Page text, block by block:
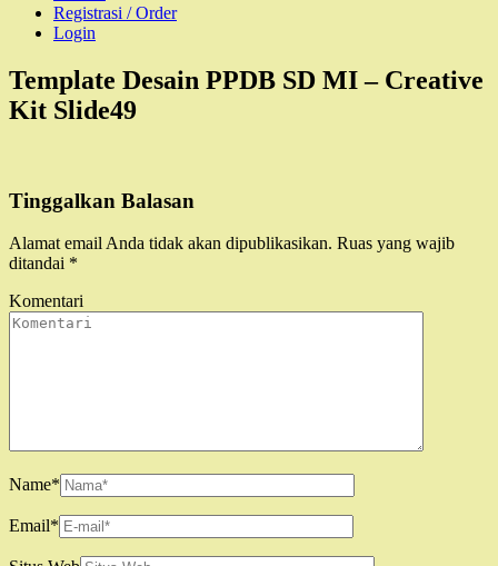
Registrasi / Order
Login
Template Desain PPDB SD MI – Creative
Kit Slide49
Tinggalkan Balasan
Alamat email Anda tidak akan dipublikasikan. Ruas yang wajib
ditandai *
Komentari
Name*
Email*